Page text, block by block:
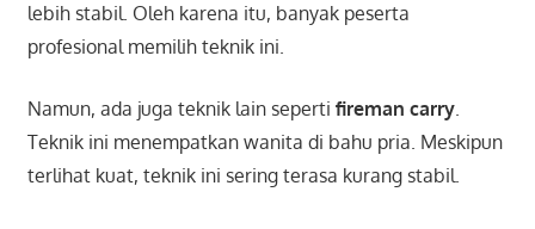
lebih stabil. Oleh karena itu, banyak peserta
profesional memilih teknik ini.
Namun, ada juga teknik lain seperti fireman carry.
Teknik ini menempatkan wanita di bahu pria. Meskipun
terlihat kuat, teknik ini sering terasa kurang stabil.